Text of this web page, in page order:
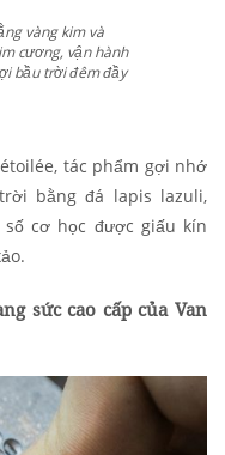
vàng kim và
cương, vận hành
bầu trời đêm đầy
tác phẩm gợi nhớ
bằng đá lapis lazuli,
cơ học được giấu kín
sức cao cấp của Van